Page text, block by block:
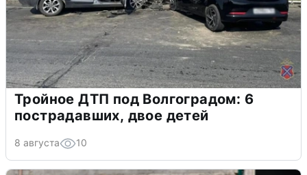
Тройное ДТП под Волгоградом: 6
пострадавших, двое детей
8 августа 10